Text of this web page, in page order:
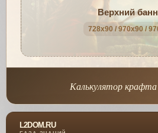
Верхний
728x90 / 970x90 /
Калькулятор крафта
L2DOM.RU